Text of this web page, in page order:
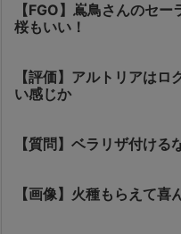
【FGO】嶌鳥さんのセ
桜もいい！
【評価】アルトリアは
い感じか
【質問】ベラリザ付ける
【画像】火種もらえて